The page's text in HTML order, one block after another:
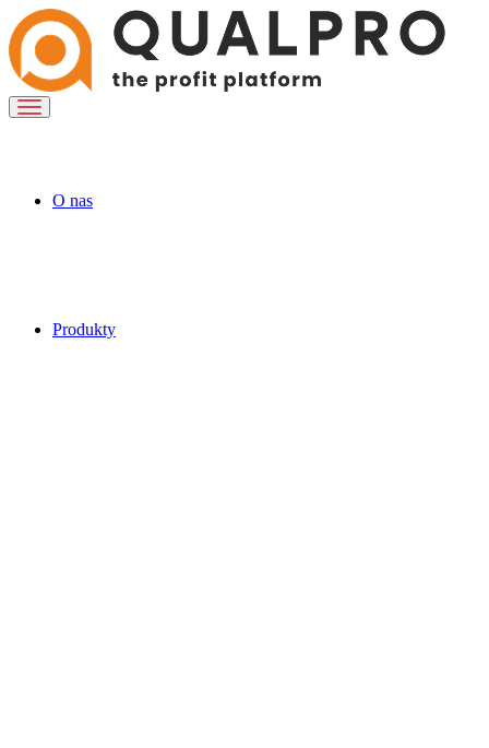
O nas
Produkty